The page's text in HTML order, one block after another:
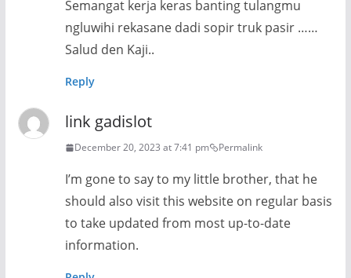
Semangat kerja keras banting tulangmu
ngluwihi rekasane dadi sopir truk pasir ……
Salud den Kaji..
Reply
link gadislot
December 20, 2023 at 7:41 pm Permalink
I’m gone to say to my little brother, that he
should also visit this website on regular basis
to take updated from most up-to-date
information.